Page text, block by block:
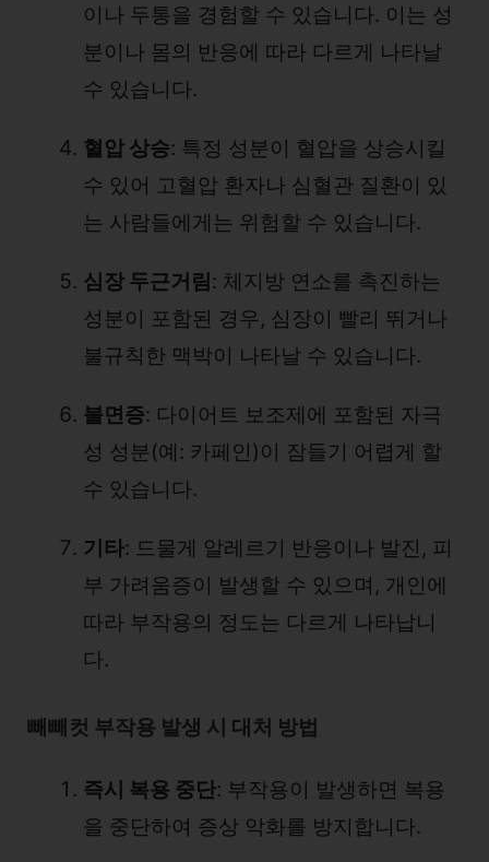
이나 두통을 경험할 수 있습니다. 이는 성
분이나 몸의 반응에 따라 다르게 나타날
수 있습니다.
혈압 상승: 특정 성분이 혈압을 상승시킬
수 있어 고혈압 환자나 심혈관 질환이 있
는 사람들에게는 위험할 수 있습니다.
심장 두근거림 : 체지방 연소를 촉진하는
성분이 포함된 경우, 심장이 빨리 뛰거나
불규칙한 맥박이 나타날 수 있습니다.
불면증: 다이어트 보조제에 포함된 자극
성 성분(예: 카페인)이 잠들기 어렵게 할
수 있습니다.
기타: 드물게 알레르기 반응이나 발진, 피
부 가려움증이 발생할 수 있으며, 개인에
따라 부작용의 정도는 다르게 나타납니
다.
빼빼컷 부작용 발생 시 대처 방법
즉시 복용 중단: 부작용이 발생하면 복용
을 중단하여 증상 악화를 방지합니다.